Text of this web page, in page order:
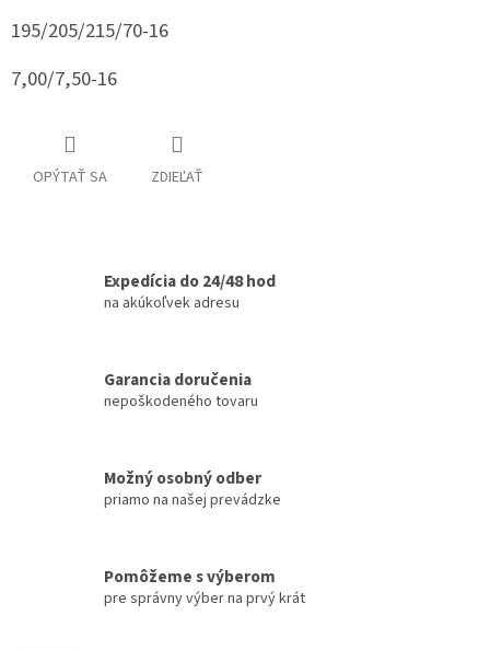
195/205/215/70-16
7,00/7,50-16
OPÝTAŤ SA ZDIEĽAŤ
Expedícia do 24/48 hod
na akúkoľvek adresu
Garancia doručenia
nepoškodeného tovaru
Možný osobný odber
priamo na našej prevádzke
Pomôžeme s výberom
pre správny výber na prvý krát